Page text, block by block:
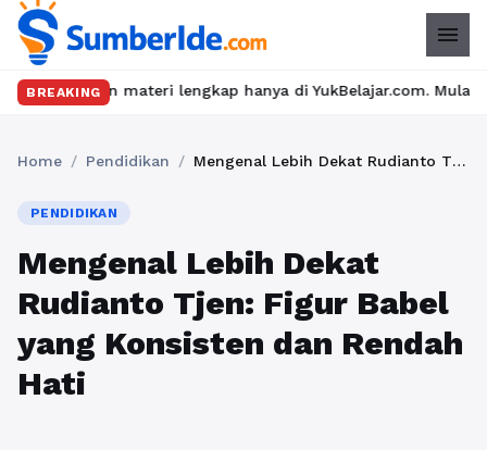
menu
BREAKING
materi lengkap hanya di YukBelajar.com. Mulai langkah
Home / Pendidikan / Mengenal Lebih Dekat Rudianto Tjen: Figur Babel yang Konsisten dan Rendah Hati
PENDIDIKAN
Mengenal Lebih Dekat
Rudianto Tjen: Figur Babel
yang Konsisten dan Rendah
Hati